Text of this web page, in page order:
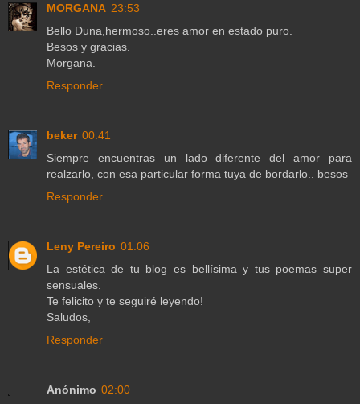
MORGANA 23:53
Bello Duna,hermoso..eres amor en estado puro.
Besos y gracias.
Morgana.
Responder
beker 00:41
Siempre encuentras un lado diferente del amor para
realzarlo, con esa particular forma tuya de bordarlo.. besos
Responder
Leny Pereiro 01:06
La estética de tu blog es bellísima y tus poemas super
sensuales.
Te felicito y te seguiré leyendo!
Saludos,
Responder
Anónimo 02:00